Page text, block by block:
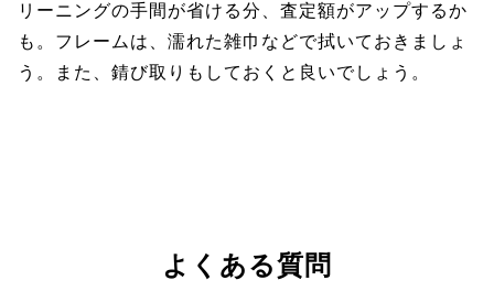
リーニングの手間が省ける分、査定額がアップするか
も。フレームは、濡れた雑巾などで拭いておきましょ
う。また、錆び取りもしておくと良いでしょう。
よくある質問